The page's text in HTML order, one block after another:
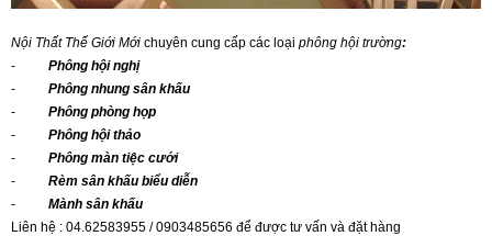
Nội Thất Thế Giới Mới chuyên cung cấp các loại phông hội trường:
- Phông hội nghị
- Phông nhung sân khấu
- Phông phòng họp
- Phông hội thảo
- Phông màn tiệc cưới
- Rèm sân khấu biểu diễn
- Mành sân khấu
Liên hệ : 04.62583955 / 0903485656 để được tư vấn và đặt hàng